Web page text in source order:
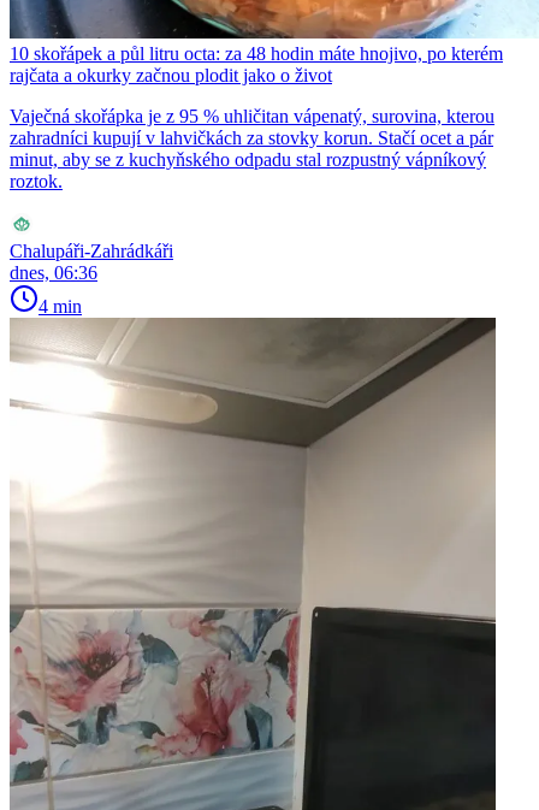
10 skořápek a půl litru octa: za 48 hodin máte hnojivo, po kterém
rajčata a okurky začnou plodit jako o život
Vaječná skořápka je z 95 % uhličitan vápenatý, surovina, kterou
zahradníci kupují v lahvičkách za stovky korun. Stačí ocet a pár
minut, aby se z kuchyňského odpadu stal rozpustný vápníkový
roztok.
Chalupáři-Zahrádkáři
dnes, 06:36
4 min